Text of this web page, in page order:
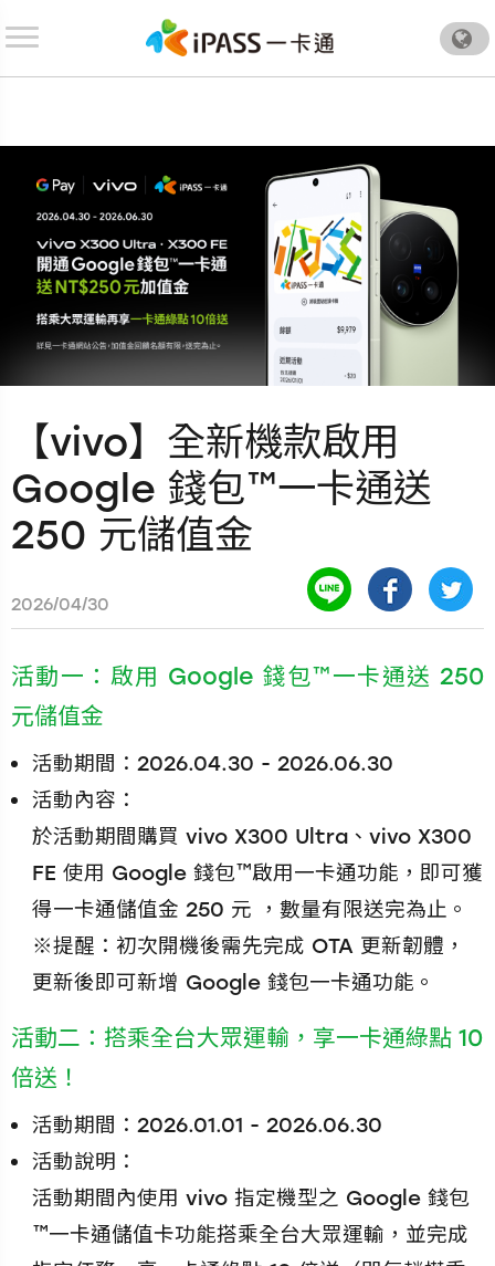
.
【vivo】全新機款啟用
Google 錢包™一卡通送
250 元儲值金
2026/04/30
活動一：啟用 Google 錢包™一卡通送 250
元儲值金
活動期間：2026.04.30 - 2026.06.30
活動內容：
於活動期間購買 vivo X300 Ultra、vivo X300
FE 使用 Google 錢包™啟用一卡通功能，即可獲
得一卡通儲值金 250 元 ，數量有限送完為止。
※提醒：初次開機後需先完成 OTA 更新韌體，
更新後即可新增 Google 錢包一卡通功能。
活動二：搭乘全台大眾運輸，享一卡通綠點 10
倍送！
活動期間：2026.01.01 - 2026.06.30
活動說明：
活動期間內使用 vivo 指定機型之 Google 錢包
™一卡通儲值卡功能搭乘全台大眾運輸，並完成